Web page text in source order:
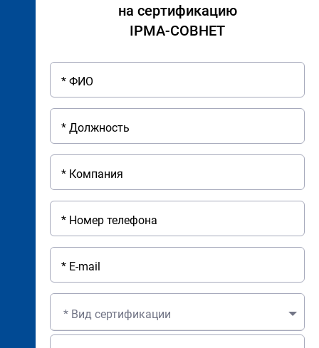
на сертификацию
IPMA-СОВНЕТ
* Вид сертификации